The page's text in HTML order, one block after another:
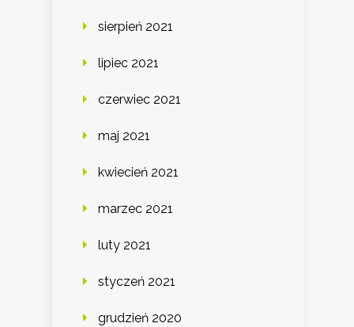
sierpień 2021
lipiec 2021
czerwiec 2021
maj 2021
kwiecień 2021
marzec 2021
luty 2021
styczeń 2021
grudzień 2020